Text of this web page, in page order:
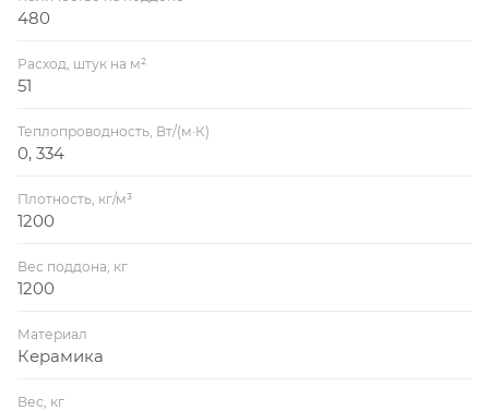
480
Расход, штук на м²
51
Теплопроводность, Вт/(м·К)
0, 334
Плотность, кг/м³
1200
Вес поддона, кг
1200
Материал
Керамика
Вес, кг